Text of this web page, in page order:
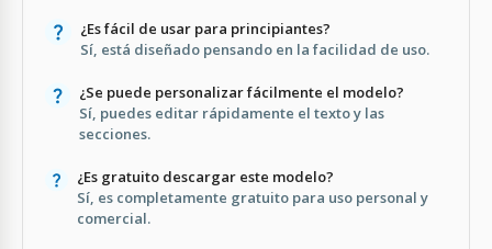
¿Es fácil de usar para principiantes?
Sí, está diseñado pensando en la facilidad de uso.
¿Se puede personalizar fácilmente el modelo?
Sí, puedes editar rápidamente el texto y las
secciones.
¿Es gratuito descargar este modelo?
Sí, es completamente gratuito para uso personal y
comercial.